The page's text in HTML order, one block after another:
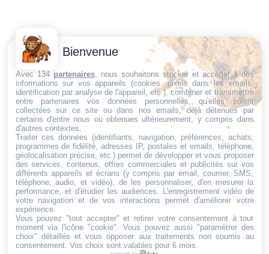
Trouvez ce qu'il vous faut,
au bon endroit
Conditions
générales
de vente
Politique de
cookies
Politique de
confidentialité
Mentions
légales
Conditions de
retour et de
remboursement
Droit de
rétractation
Contactez-
Nous
Email:
dt@sasbms.fr
Bienvenue
Avec 134 partenaires, nous souhaitons stocker et accéder à des
informations sur vos appareils (cookies, pixels dans les emails,
identification par analyse de l'appareil, etc.), combiner et transmettre
entre partenaires vos données personnelles, qu'elles soient
collectées sur ce site ou dans nos emails, déjà détenues par
certains d'entre nous ou obtenues ultérieurement, y compris dans
d'autres contextes.
Traiter ces données (identifiants, navigation, préférences, achats,
programmes de fidélité, adresses IP, postales et emails, téléphone,
géolocalisation précise, etc.) permet de développer et vous proposer
des services, contenus, offres commerciales et publicités sur vos
différents appareils et écrans (y compris par email, courrier, SMS,
téléphone, audio, et vidéo), de les personnaliser, d'en mesurer la
performance, et d'étudier les audiences. L'enregistrement vidéo de
votre navigation et de vos interactions permet d'améliorer votre
expérience.
Vous pouvez "tout accepter" et retirer votre consentement à tout
moment via l'icône "cookie" . Vous pouvez aussi "paramétrer des
choix" détaillés et vous opposer aux traitements non soumis au
consentement. Vos choix sont valables pour 6 mois.